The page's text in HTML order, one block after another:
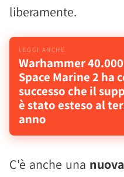
liberamente.
Warhammer
Space Marine 2 ha
successo che il
è stato esteso al
anno
C'è anche una